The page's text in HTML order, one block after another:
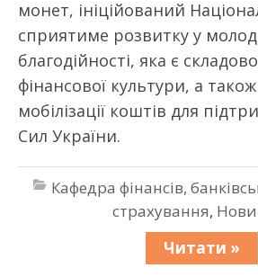
монет, ініційований
сприятиме розвитку у
благодійності, яка є
фінансової культури, а
мобілізації коштів для
Сил України.
Кафедра фінансів,
страхування,
Читати »